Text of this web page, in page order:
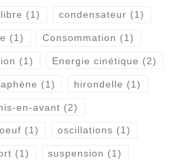
(1) condensateur (1)
(1) Consommation (1)
(1) Energie cinétique (2)
(1) hirondelle (1)
en-avant (2)
oeuf (1) oscillations (1)
(1) suspension (1)